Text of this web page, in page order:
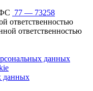
77 — 73258
ответственностью
ответственностью
данных
данных